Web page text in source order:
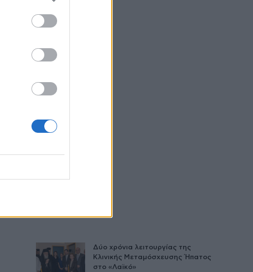
Δύο χρόνια λειτουργίας της
Κλινικής Μεταμόσχευσης Ήπατος
στο «Λαϊκό»